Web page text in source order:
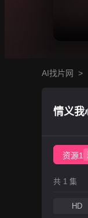
AI找片网 >
情义我
资源1
共 1 集
HD